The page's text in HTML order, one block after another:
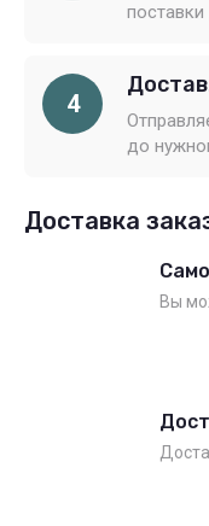
4
до
Доставка
Вы